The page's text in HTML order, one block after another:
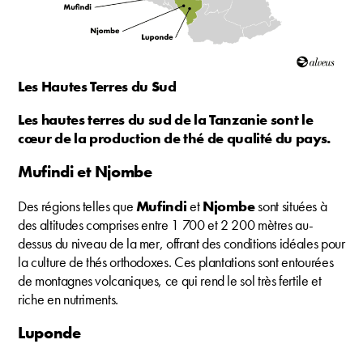
Les Hautes Terres du Sud
Les hautes terres du sud de la Tanzanie sont le
cœur de la production de thé de qualité du pays.
Mufindi et Njombe
Des régions telles queMufindietNjombesont situées à
des altitudes comprises entre 1 700 et 2 200 mètres au-
dessus du niveau de la mer, offrant des conditions idéales pour
la culture de thés orthodoxes. Ces plantations sont entourées
de montagnes volcaniques, ce qui rend le sol très fertile et
riche en nutriments.
Luponde